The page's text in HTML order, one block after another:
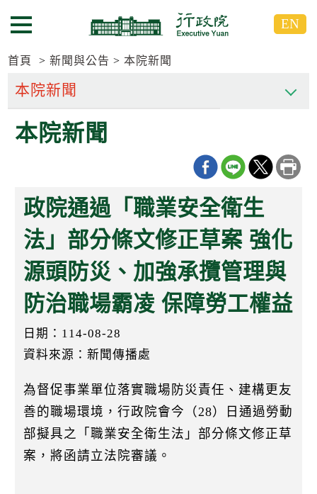
到
要
區
到
要
區
選單按鈕 EN
首頁 新聞與公告 本院新聞
本院新聞
政院通過「職業安全衛生
法」部分條文修正草案 強化
源頭防災、加強承攬管理與
防治職場霸凌 保障勞工權益
日期：114-08-28
資料來源：新聞傳播處
為督促事業單位落實職場防災責任、建構更友
善的職場環境，行政院會今（28）日通過勞動
部擬具之「職業安全衛生法」部分條文修正草
案，將函請立法院審議。